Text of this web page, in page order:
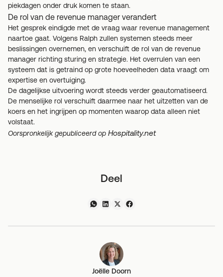
piekdagen onder druk komen te staan.
De rol van de revenue manager verandert
Het gesprek eindigde met de vraag waar revenue management
naartoe gaat. Volgens Ralph zullen systemen steeds meer
beslissingen overnemen, en verschuift de rol van de revenue
manager richting sturing en strategie. Het overrulen van een
systeem dat is getraind op grote hoeveelheden data vraagt om
expertise en overtuiging.
De dagelijkse uitvoering wordt steeds verder geautomatiseerd.
De menselijke rol verschuift daarmee naar het uitzetten van de
koers en het ingrijpen op momenten waarop data alleen niet
volstaat.
Oorspronkelijk gepubliceerd op Hospitality.net
Deel
Joëlle Doorn